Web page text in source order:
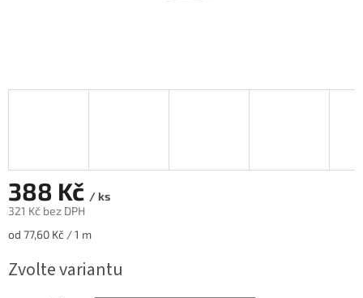
388 Kč / ks
321 Kč bez DPH
Měrná
od 77,60 Kč / 1 m
Zvolte variantu